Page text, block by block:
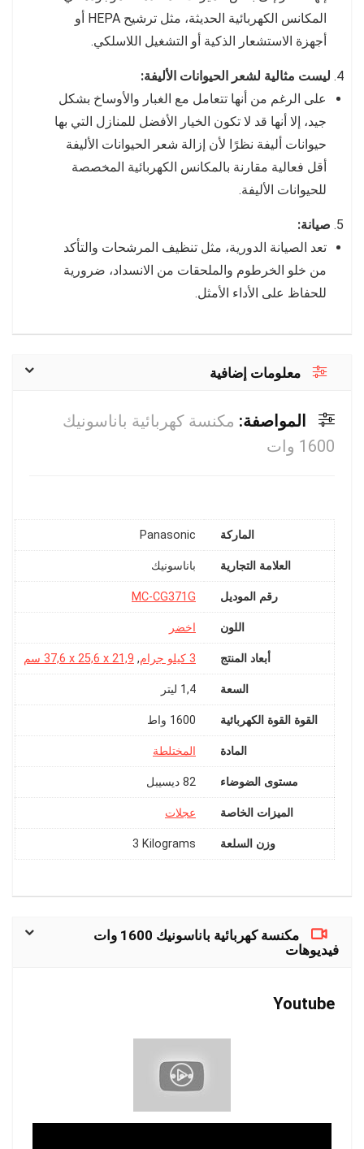
المكانس الكهربائية الحديثة، مثل ترشيح HEPA أو
أجهزة الاستشعار الذكية أو التشغيل اللاسلكي.
ليست مثالية لشعر الحيوانات الأليفة:
على الرغم من أنها تتعامل مع الغبار والأوساخ بشكل
جيد، إلا أنها قد لا تكون الخيار الأفضل للمنازل التي بها
حيوانات أليفة نظرًا لأن إزالة شعر الحيوانات الأليفة
أقل فعالية مقارنة بالمكانس الكهربائية المخصصة
للحيوانات الأليفة.
صيانة:
تعد الصيانة الدورية، مثل تنظيف المرشحات والتأكد
من خلو الخرطوم والملحقات من الانسداد، ضرورية
للحفاظ على الأداء الأمثل.
معلومات إضافية
المواصفة: مكنسة كهربائية باناسونيك
1600 وات
الماركة Panasonic
العلامة التجارية
رقم الموديل ‎MC-CG371G
اللون اخضر
أبعاد المنتج 3 كيلو جرام , ‎37,6 x 25,6 x 21,9 سم
السعة ‎1,4 ليتر
القوة القوة الكهربائية ‎1600 واط
المادة
مستوى الضوضاء ‎82 ديسيبل
الميزات الخاصة
وزن السلعة ‎3 Kilograms
مكنسة كهربائية باناسونيك 1600 وات
فيديوهات
Youtube